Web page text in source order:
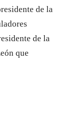
de la
de la
que